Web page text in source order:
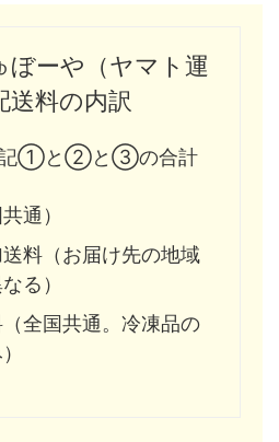
ぼーや（ヤマト運
送料の内訳
①と②と③の合計
通）
料（お届け先の地域
る）
全国共通。冷凍品の